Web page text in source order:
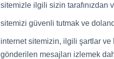
sitemizle ilgili sizin tarafınızdan
sitemizi güvenli tutmak ve
internet sitemizin, ilgili şartlar ve
gönderilen mesajları izlemek